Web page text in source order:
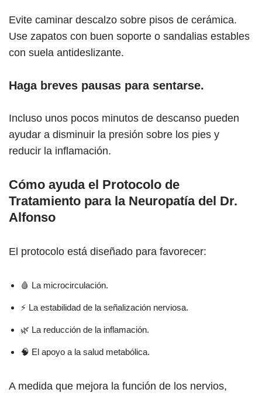
Evite caminar descalzo sobre pisos de cerámica.
Use zapatos con buen soporte o sandalias estables
con suela antideslizante.
Haga breves pausas para sentarse.
Incluso unos pocos minutos de descanso pueden
ayudar a disminuir la presión sobre los pies y
reducir la inflamación.
Cómo ayuda el Protocolo de
Tratamiento para la Neuropatía del Dr.
Alfonso
El protocolo está diseñado para favorecer:
🩸 La microcirculación.
⚡ La estabilidad de la señalización nerviosa.
🌿 La reducción de la inflamación.
🧠 El apoyo a la salud metabólica.
A medida que mejora la función de los nervios,